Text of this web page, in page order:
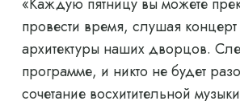
провести время, слушая
архитектуры наших дворцов.
программе, и никто не будет
сочетание восхитительной